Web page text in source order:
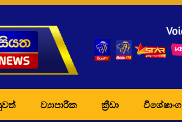
ව්‍යාපාරික ක්‍රීඩා විශේෂාංග